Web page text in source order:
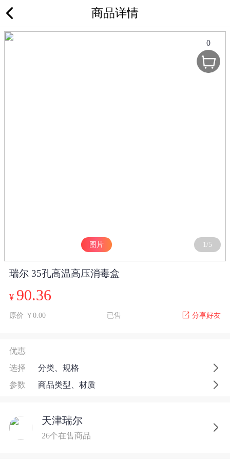
商品详情
0
图片 1/5
瑞尔 35孔高温高压消毒盒
¥ 90.36
原价 ￥0.00 已售 分享好友
优惠
选择
分类、规格
参数
商品类型、材质
天津瑞尔
26个在售商品